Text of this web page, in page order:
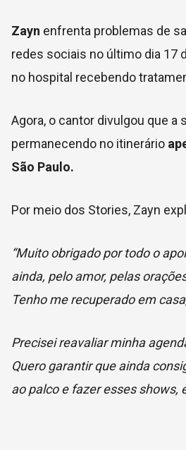
Zayn enfrenta problemas de
redes sociais no último dia 17
no hospital recebendo
Agora, o cantor divulgou que a
permanecendo no itinerário
São Paulo.
Por meio dos Stories, Zayn
“Muito obrigado por todo o
ainda, pelo amor, pelas
Tenho me recuperado em
Precisei reavaliar minha
Quero garantir que ainda
ao palco e fazer esses shows,